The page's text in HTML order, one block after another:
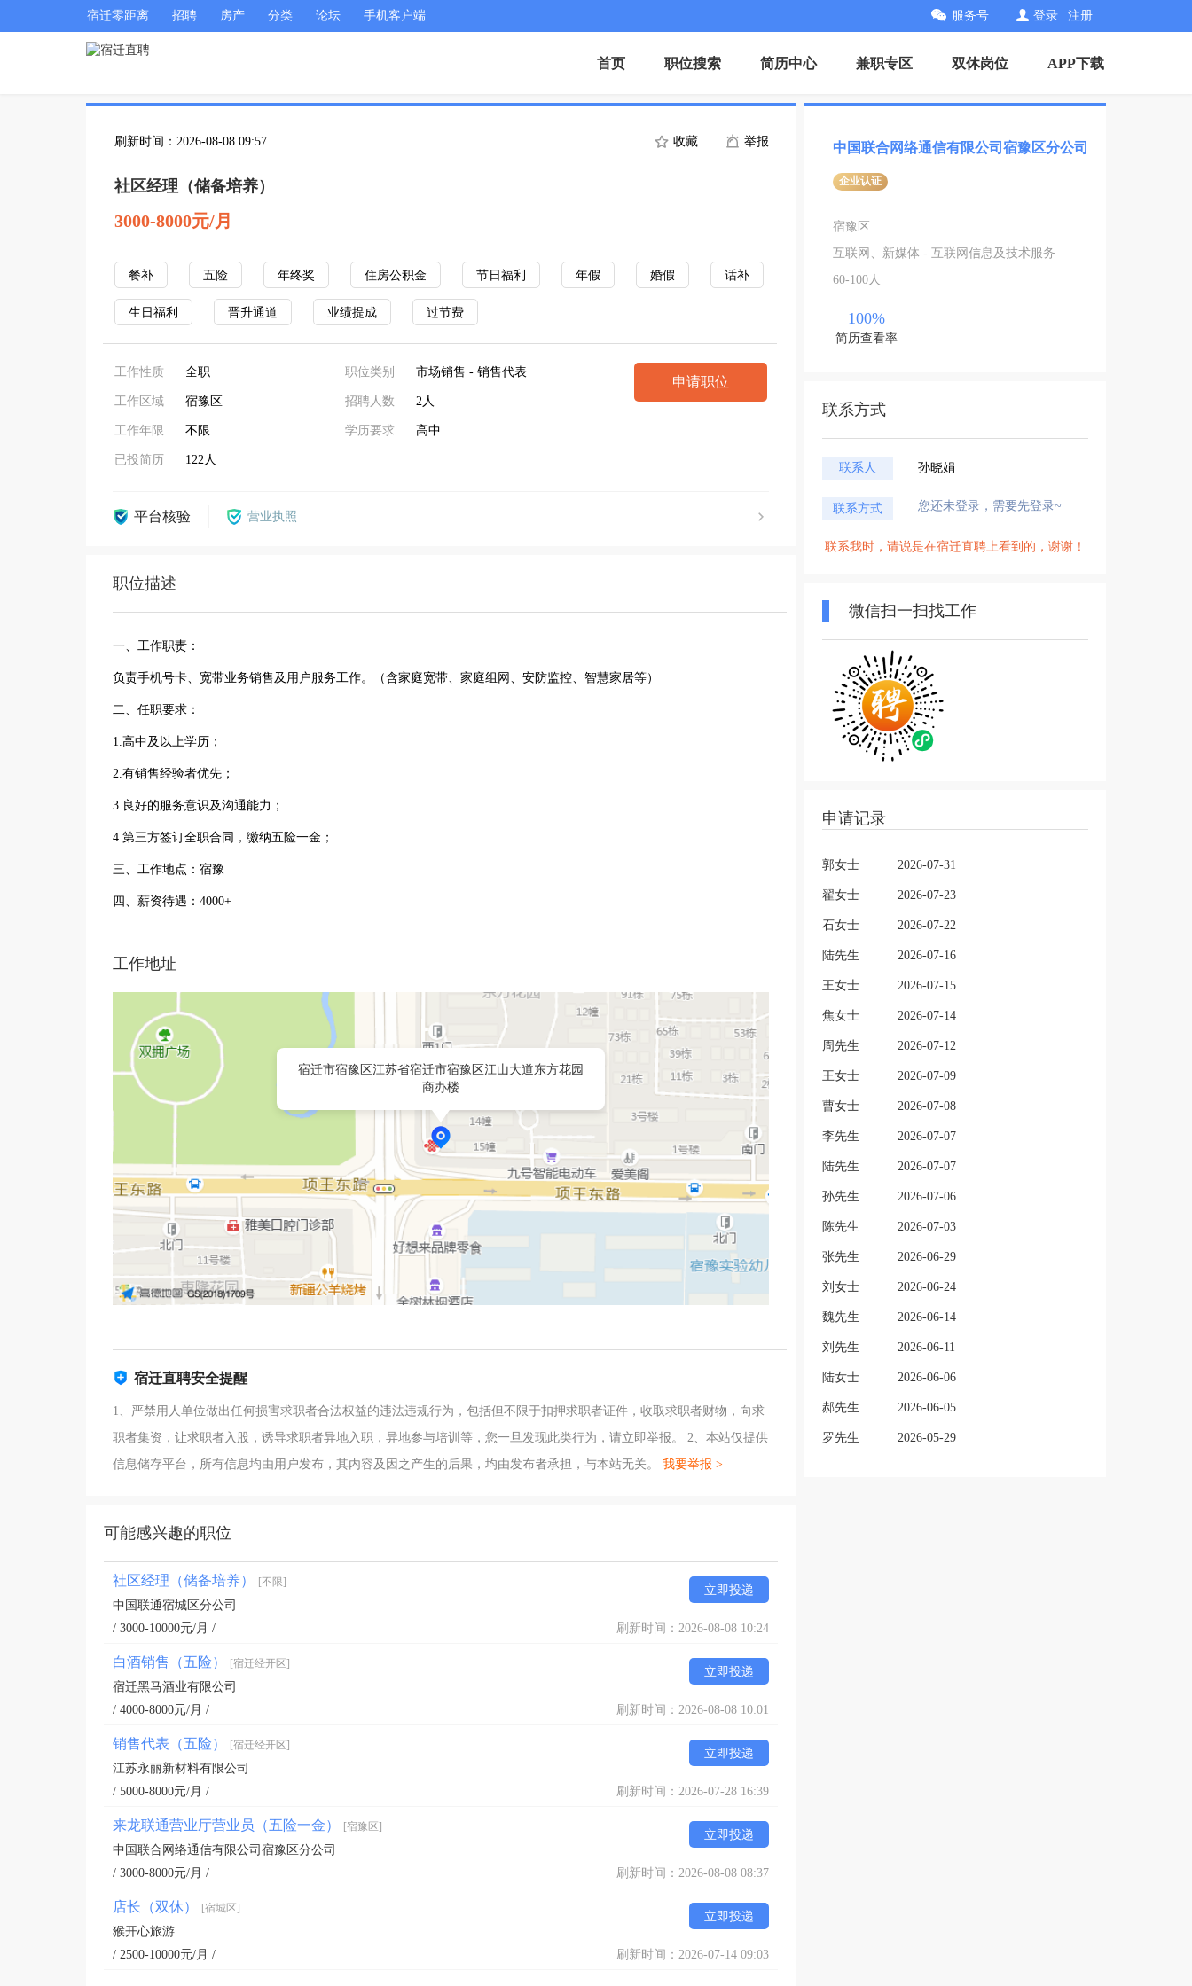
宿迁零距离 招聘 房产 分类 论坛 手机客户端 服务号 登录 注册
首页 职位搜索 简历中心 兼职专区 双休岗位 APP下载
刷新时间：2026-08-08 09:57 收藏 举报
社区经理（储备培养）
3000-8000元/月
餐补 五险 年终奖 住房公积金 节日福利 年假 婚假 话补
生日福利 晋升通道 业绩提成 过节费
工作性质 全职
工作区域 宿豫区
工作年限 不限
已投简历 122人
职位类别 市场销售 - 销售代表
招聘人数 2人
学历要求 高中
申请职位
平台核验 营业执照
职位描述
一、工作职责：
负责手机号卡、宽带业务销售及用户服务工作。（含家庭宽带、家庭组网、安防监控、智慧家居等）
二、任职要求：
1.高中及以上学历；
2.有销售经验者优先；
3.良好的服务意识及沟通能力；
4.第三方签订全职合同，缴纳五险一金；
三、工作地点：宿豫
四、薪资待遇：4000+
工作地址
宿迁市宿豫区江苏省宿迁市宿豫区江山大道东方花园
商办楼
宿迁直聘安全提醒
1、严禁用人单位做出任何损害求职者合法权益的违法违规行为，包括但不限于扣押求职者证件，收取求职者财物，向求
职者集资，让求职者入股，诱导求职者异地入职，异地参与培训等，您一旦发现此类行为，请立即举报。 2、本站仅提供
信息储存平台，所有信息均由用户发布，其内容及因之产生的后果，均由发布者承担，与本站无关。 我要举报 >
可能感兴趣的职位
社区经理（储备培养） [不限]
立即投递
中国联通宿城区分公司
/ 3000-10000元/月 /
刷新时间：2026-08-08 10:24
白酒销售（五险） [宿迁经开区]
立即投递
宿迁黑马酒业有限公司
/ 4000-8000元/月 /
刷新时间：2026-08-08 10:01
销售代表（五险） [宿迁经开区]
立即投递
江苏永丽新材料有限公司
/ 5000-8000元/月 /
刷新时间：2026-07-28 16:39
来龙联通营业厅营业员（五险一金） [宿豫区]
立即投递
中国联合网络通信有限公司宿豫区分公司
/ 3000-8000元/月 /
刷新时间：2026-08-08 08:37
店长（双休） [宿城区]
立即投递
猴开心旅游
/ 2500-10000元/月 /
刷新时间：2026-07-14 09:03
中国联合网络通信有限公司宿豫区分公司
企业认证
宿豫区
互联网、新媒体 - 互联网信息及技术服务
60-100人
100%
简历查看率
联系方式
联系人 孙晓娟
联系方式 您还未登录，需要先登录~
联系我时，请说是在宿迁直聘上看到的，谢谢！
微信扫一扫找工作
申请记录
郭女士 2026-07-31
翟女士 2026-07-23
石女士 2026-07-22
陆先生 2026-07-16
王女士 2026-07-15
焦女士 2026-07-14
周先生 2026-07-12
王女士 2026-07-09
曹女士 2026-07-08
李先生 2026-07-07
陆先生 2026-07-07
孙先生 2026-07-06
陈先生 2026-07-03
张先生 2026-06-29
刘女士 2026-06-24
魏先生 2026-06-14
刘先生 2026-06-11
陆女士 2026-06-06
郝先生 2026-06-05
罗先生 2026-05-29